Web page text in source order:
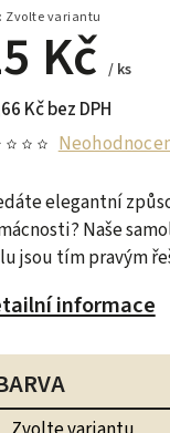
Zvolte variantu
Kč / ks
Kč bez DPH
elegantní
Naše
jsou tím pravým
informace